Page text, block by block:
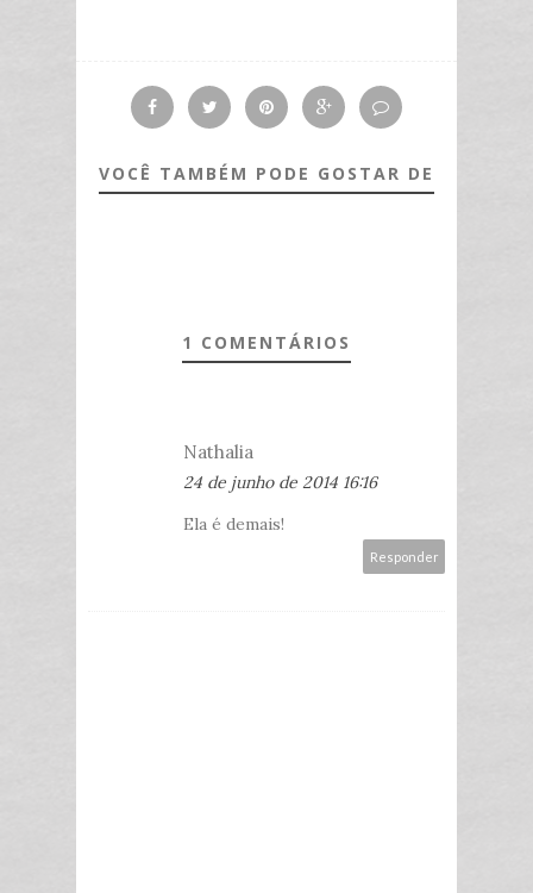
VOCÊ TAMBÉM PODE GOSTAR DE
1 COMENTÁRIOS
Nathalia
24 de junho de 2014 16:16
Ela é demais!
Responder